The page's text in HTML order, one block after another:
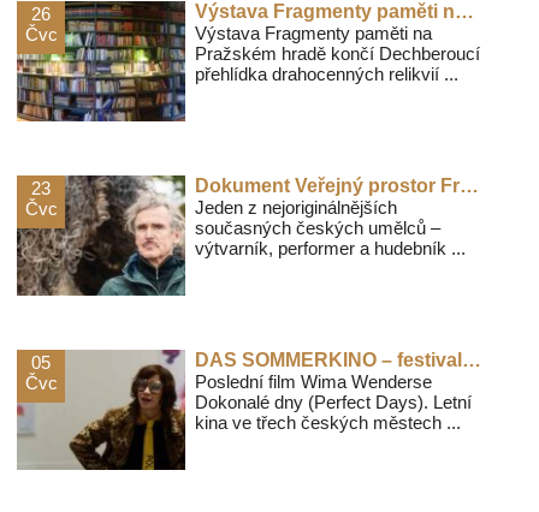
26
Čvc
Výstava Fragmenty paměti na Pražském hradě končí
Výstava Fragmenty paměti na
Pražském hradě končí Dechberoucí
přehlídka drahocenných relikvií ...
23
Čvc
Dokument Veřejný prostor Františka Skály je plný pozitivní energie a kreativity
Jeden z nejoriginálnějších
současných českých umělců –
výtvarník, performer a hudebník ...
05
Čvc
DAS SOMMERKINO – festival německy mluvených filmů pro letní večery
Poslední film Wima Wenderse
Dokonalé dny (Perfect Days). Letní
kina ve třech českých městech ...